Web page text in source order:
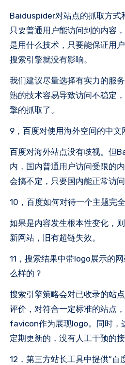
Baiduspider对站点的抓取方式
只要普通用户能访问到的内容
是用什么技术，只要能保证用
搜索引擎就没有影响。
我们建议尽量选择有实力的服
熟的技术容易导致访问不稳定
擎的抓取了。
9，百度对使用海外空间的中文
百度对海外站点没有歧视。但
内，国内普通用户访问受限的
会搞不定，只要国内能正常访
10，百度如何对待一个主题完
如果是内容发生根本性变化，
新网站，旧有超链失效。
11，搜索结果中带logo展示的
么样的？
搜索引擎策略会对已收录的站
评价，对符合一定标准的站点
favicon作为展现logo。同时，
定期更新的，没有人工干预的接
12，第三方站长工具中提供“百